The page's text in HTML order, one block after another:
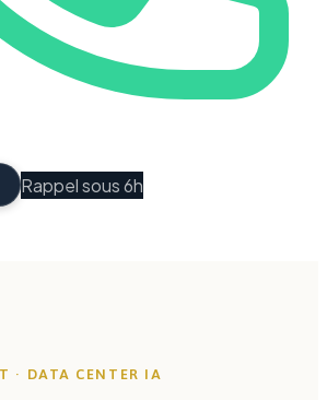
Rappel sous 6h
· DATA CENTER IA